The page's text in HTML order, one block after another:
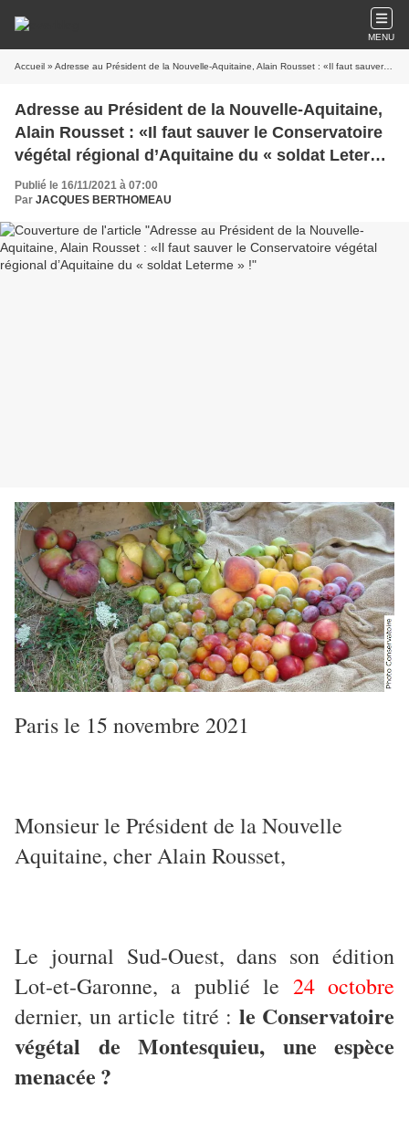
MENU
Accueil » Adresse au Président de la Nouvelle-Aquitaine, Alain Rousset : «Il faut sauver le Conservatoire végétal régional d’Aquitaine du « soldat Leterme » !
Adresse au Président de la Nouvelle-Aquitaine,
Alain Rousset : «Il faut sauver le Conservatoire
végétal régional d’Aquitaine du « soldat Leterme
» !
Publié le 16/11/2021 à 07:00
Par JACQUES BERTHOMEAU
Paris le 15 novembre 2021
Monsieur le Président de la Nouvelle
Aquitaine, cher Alain Rousset,
Le journal Sud-Ouest, dans son édition
Lot-et-Garonne, a publié le 24 octobre
dernier, un article titré : le Conservatoire
végétal de Montesquieu, une espèce
menacée ?